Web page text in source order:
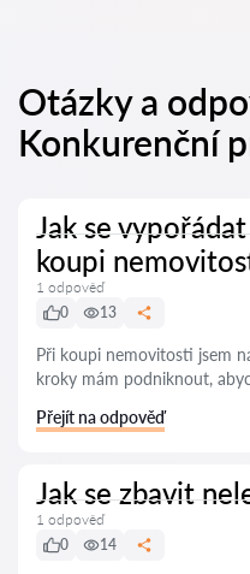
Otázky a
Konkurenční
Jak se
koupi
1 odpověď
0
13
Při koupi nemovitosti jsem
kroky mám podniknout,
Přejít na odpověď
Jak se zbavit
1 odpověď
0
14